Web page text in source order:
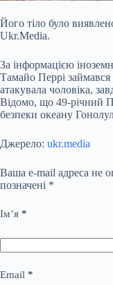
Його тіло було
Ukr.Media.
За інформацією
Тамайо Перрі
атакувала чоловіка,
Відомо, що 49-річний
безпеки океану
Джерело: ukr.media
Ваша e-mail адреса не
позначені *
Ім’я *
Email *